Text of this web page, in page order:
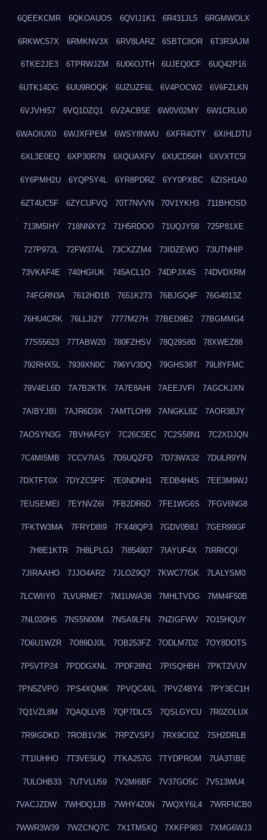
6QEEKCMR 6QKOAUOS 6QVIJ1K1 6R431JL5 6RGMWOLX
6RKWC57X 6RMKNV3X 6RV8LARZ 6SBTC8OR 6T3R3AJM
6TKE2JE3 6TPRWJZM 6U06OJTH 6UJEQ0CF 6UQ42P16
6UTK14DG 6UU9ROQK 6UZUZF6L 6V4POCW2 6V6FZLKN
6VJVHI57 6VQ1DZQ1 6VZACB5E 6W0V02MY 6W1CRLU0
6WAOIUX0 6WJXFPEM 6WSY8NWU 6XFR4OTY 6XIHLDTU
6XL3E0EQ 6XP30R7N 6XQUAXFV 6XUCD56H 6XVXTC5I
6Y6PMH2U 6YQP5Y4L 6YR8PDRZ 6YY0PXBC 6ZISH1A0
6ZT4UC5F 6ZYCUFVQ 70T7NVVN 70V1YKH3 711BHOSD
713M5IHY 718NNXY2 71H5RDOO 71UQJY58 725P81XE
727P972L 72FW37AL 73CXZZM4 73IDZEWO 73UTNHIP
73VKAF4E 740HGIUK 745ACL1O 74DPJX4S 74DVDXRM
74FGRN3A 7612HD1B 7651K273 76BJGQ4F 76G4013Z
76HU4CRK 76LLJI2Y 7777M27H 77BED9B2 77BGMMG4
77S55623 77TABW20 780FZHSV 78Q29S80 78XWEZ88
792RHX5L 7939XN0C 796YV3DQ 79GHS38T 79L8YFMC
79V4EL6D 7A7B2KTK 7A7E8AHI 7AEEJVFI 7AGCKJXN
7AIBYJBI 7AJR6D3X 7AMTLOH9 7ANGKL8Z 7AOR3BJY
7AOSYN3G 7BVHAFGY 7C26C5EC 7C2S58N1 7C2XDJQN
7C4MI5MB 7CCV7IAS 7D5UQZFD 7D73WX32 7DULR9YN
7DXTFT0X 7DYZC5PF 7E0NDNH1 7EDB4H4S 7EE3M9WJ
7EUSEMEI 7EYNVZ6I 7FB2DR6D 7FE1WG6S 7FGV6NG8
7FKTW3MA 7FRYD8I9 7FX48QP3 7GDV0B8J 7GER99GF
7H8E1KTR 7H8LPLGJ 7I854907 7IAYUF4X 7IRRICQI
7JIRAAHO 7JJO4AR2 7JLOZ9Q7 7KWC77GK 7LALYSM0
7LCWIIY0 7LVURME7 7M1UWA38 7MHLTVDG 7MM4F50B
7NL020H5 7NS5N00M 7NSA9LFN 7NZIGFWV 7O15HQUY
7O6U1WZR 7O89DJ0L 7OB253FZ 7ODLM7D2 7OY8DOTS
7P5VTP24 7PDDGXNL 7PDF28N1 7PISQHBH 7PKT2VUV
7PN5ZVPO 7PS4XQMK 7PVQC4XL 7PVZ4BY4 7PY3EC1H
7Q1VZL8M 7QAQLLVB 7QP7DLC5 7QSLGYCU 7R0ZOLUX
7R9IGDKD 7ROB1V3K 7RPZVSPJ 7RX9CIDZ 7SH2DRLB
7T1IUHHO 7T3VE5UQ 7TKA257G 7TYDPROM 7UA3TIBE
7ULOHB33 7UTVLU59 7V2MI6BF 7V37GO5C 7V513WU4
7VACJZDW 7WHDQ1JB 7WHY4Z0N 7WQXY6L4 7WRFNCB0
7WWR3W39 7WZCNQ7C 7X1TM5XQ 7XKFP983 7XMG6WJ3